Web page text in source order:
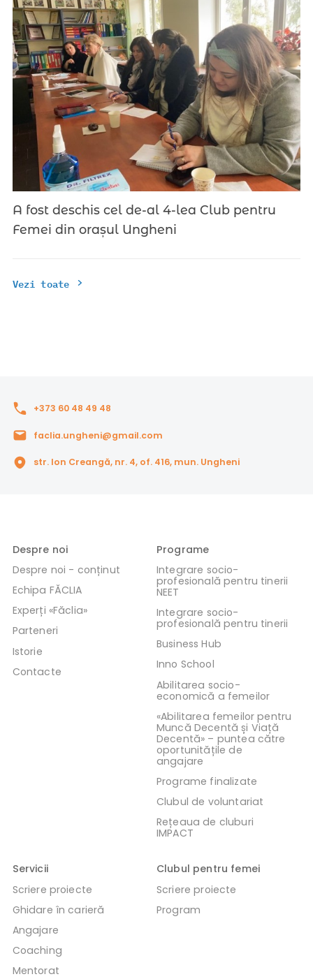
A fost deschis cel de-al 4-lea Club pentru
Femei din orașul Ungheni
Vezi toate
+373 60 48 49 48
faclia.ungheni@gmail.com
str. Ion Creangă, nr. 4, of. 416, mun. Ungheni
Despre noi
Despre noi - conținut
Echipa FĂCLIA
Experți «Făclia»
Parteneri
Istorie
Contacte
Programe
Integrare socio-
profesională pentru tinerii
NEET
Integrare socio-
profesională pentru tinerii
Business Hub
Inno School
Abilitarea socio-
economică a femeilor
«Abilitarea femeilor pentru
Muncă Decentă și Viață
Decentă» – puntea către
oportunitățile de
angajare
Programe finalizate
Clubul de voluntariat
Rețeaua de cluburi
IMPACT
Servicii
Scriere proiecte
Ghidare în carieră
Angajare
Coaching
Mentorat
Clubul pentru femei
Scriere proiecte
Program